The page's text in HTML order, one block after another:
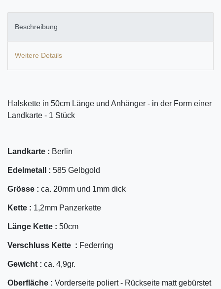
Beschreibung
Weitere Details
Halskette in 50cm Länge und Anhänger - in der Form einer
Landkarte - 1 Stück
Landkarte : Berlin
Edelmetall : 585 Gelbgold
Grösse : ca. 20mm und 1mm dick
Kette : 1,2mm Panzerkette
Länge Kette : 50cm
Verschluss Kette : Federring
Gewicht : ca. 4,9gr.
Oberfläche : Vorderseite poliert - Rückseite matt gebürstet